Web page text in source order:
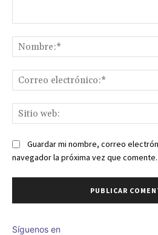
Guardar mi nombre, correo
navegador la próxima vez que comente.
Síguenos en